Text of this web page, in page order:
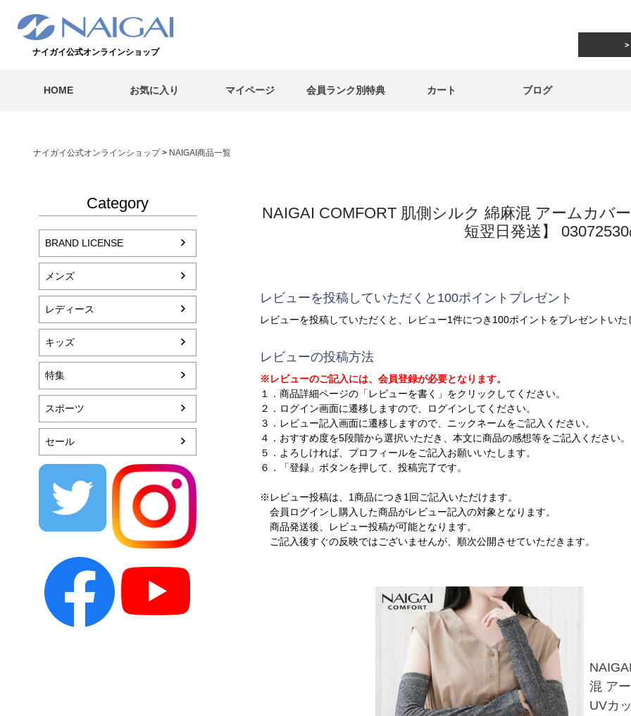
ナイガイ公式オンラインショップ
HOME お気に入り マイページ 会員ランク別特典 カート ブログ
ナイガイ公式オンラインショップ NAIGAI商品一覧
Category
BRAND LICENSE
メンズ
レディース
キッズ
特集
スポーツ
セール
NAIGAI COMFORT 肌側シルク 綿麻混 アームカバ
短翌日発送】
レビューを投稿していただくと100ポイントプレゼント
レビューを投稿していただくと、レビュー1件につき100ポイントをプレゼントいた
レビューの投稿方法
※レビューのご記入には、会員登録が必要となります。
１．商品詳細ページの「レビューを書く」をクリックしてください。
２．ログイン画面に遷移しますので、ログインしてください。
３．レビュー記入画面に遷移しますので、ニックネームをご記入ください。
４．おすすめ度を5段階から選択いただき、本文に商品の感想等をご記入ください。
５．よろしければ、プロフィールをご記入お願いいたします。
６．「登録」ボタンを押して、投稿完了です。
※レビュー投稿は、1商品につき1回ご記入いただけます。
会員ログインし購入した商品がレビュー記入の対象となります。
商品発送後、レビュー投稿が可能となります。
ご記入後すぐの反映ではございませんが、順次公開させていただきます。
混 ア
UVカ